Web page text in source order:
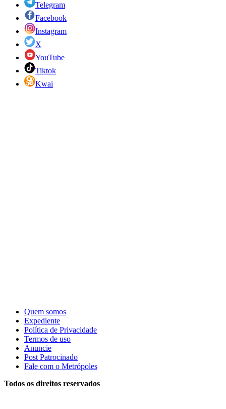
Telegram
Facebook
Instagram
X
YouTube
Tiktok
Kwai
Quem somos
Expediente
Política de Privacidade
Termos de uso
Anuncie
Post Patrocinado
Fale com o Metrópoles
Todos os direitos reservados